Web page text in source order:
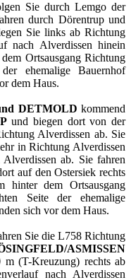
Sie durch Lemgo der
durch Dörentrup und
Sie links ab Richtung
nach Alverdissen hinein
Ortsausgang Richtung
ehemalige Bauernhof
dem Haus.
DETMOLD kommend
und biegen dort von der
Alverdissen ab. Sie
in Richtung Alverdissen
ab. Sie fahren
auf den Ostersiek rechts
dem Ortsausgang
Seite der ehemalige
sich vor dem Haus.
Sie die L758 Richtung
ASMISSEN
m (T-Kreuzung) rechts ab
nach Alverdissen